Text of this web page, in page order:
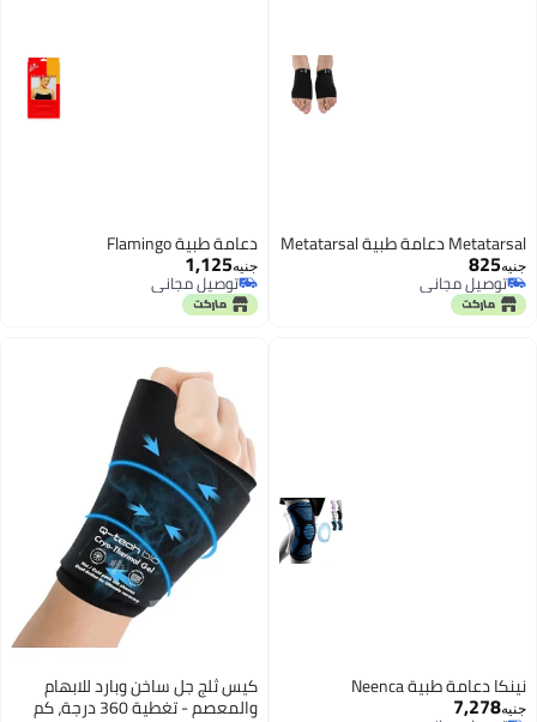
Metatarsal دعامة طبية Metatarsal
جنيه825
توصيل مجاني
توصيل مجاني
دعامة طبية Flamingo
جنيه1,125
توصيل مجاني
توصيل مجاني
نينكا دعامة طبية Neenca
جنيه7,278
كيس ثلج جل ساخن وبارد للابهام
والمعصم - تغطية 360 درجة، كم